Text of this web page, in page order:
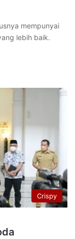
mempunyai
lebih baik.
Crispy